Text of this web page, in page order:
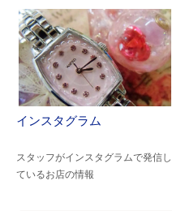
インスタグラム
スタッフがインスタグラムで発信し
ているお店の情報